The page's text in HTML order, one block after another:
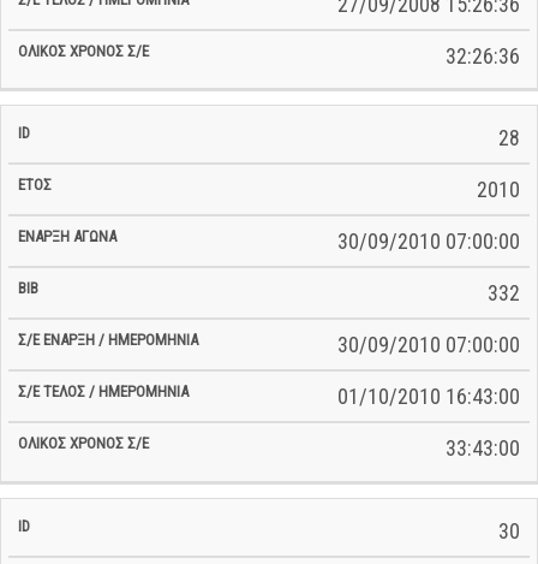
32:26:36
28
2010
30/09/2010 07:00:00
332
30/09/2010 07:00:00
01/10/2010 16:43:00
33:43:00
30